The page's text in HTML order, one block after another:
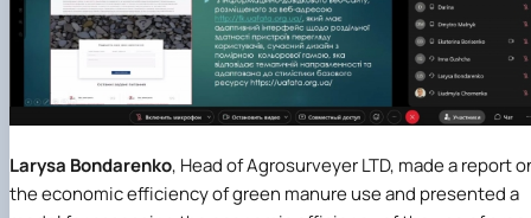
Larysa Bondarenko, Head of Agrosurveyer LTD, made a report
the economic efficiency of green manure use and presented a